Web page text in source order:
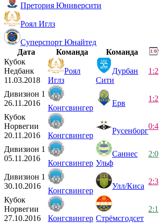
Претория Юниверсити
Роял Иглз
Суперспорт Юнайтед
Дата
Команда
Команда
Кубок
Недбанк
11.03.2018
Роял
Иглз
Дурбан
Сити
1:2
Дивизион 1
26.11.2016
Конгсвингер
Ерв
1:2
Кубок
Норвегии
20.11.2016
Конгсвингер
Русенборг
0:4
Дивизион 1
05.11.2016
Конгсвингер
Саннес
Ульф
2:0
Дивизион 1
30.10.2016
Конгсвингер
Улл/Киса
2:3
Кубок
Норвегии
27.10.2016
Конгсвингер Стрёмсгодсет
2:1